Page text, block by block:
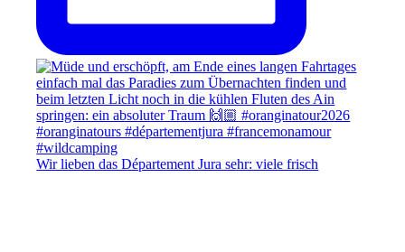
Wir lieben das Département Jura sehr: viele frisch